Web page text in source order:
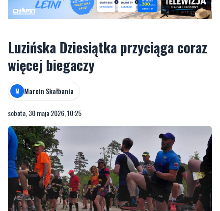
Luzińska Dziesiątka przyciąga coraz
więcej biegaczy
M Marcin Skałbania
sobota, 30 maja 2026, 10:25